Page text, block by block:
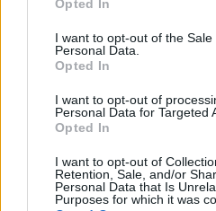
Opted In
I want to opt-out of the Sale
Personal Data.
Opted In
I want to opt-out of
Personal Data for Targeted
Opted In
I want to opt-out of
Retention, Sale, and/or
Personal Data that Is
Purposes for which it was
30.03.17. 22:57
Nestao za 47 sekundi:
raspada na bh. cestama!